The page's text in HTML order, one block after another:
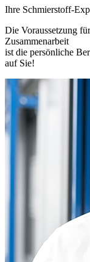
Ihre Schmierstoff-
Die Voraussetzung
Zusammenarbeit
ist die persönliche
auf Sie!